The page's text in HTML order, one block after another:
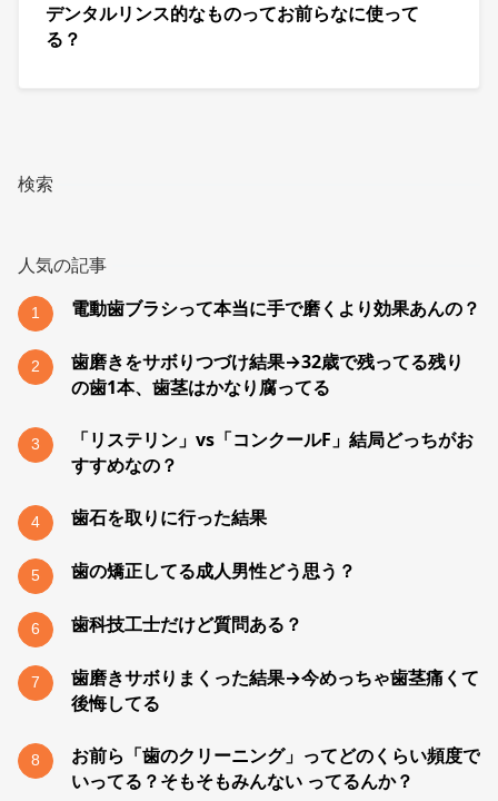
デンタルリンス的なものってお前らなに使って
る？
検索
人気の記事
1 電動歯ブラシって本当に手で磨くより効果あんの？
2
歯磨きをサボりつづけ結果→32歳で残ってる残り
の歯1本、歯茎はかなり腐ってる
3
「リステリン」vs「コンクールF」結局どっちがお
すすめなの？
4 歯石を取りに行った結果
5 歯の矯正してる成人男性どう思う？
6 歯科技工士だけど質問ある？
7
歯磨きサボりまくった結果→今めっちゃ歯茎痛くて
後悔してる
8
お前ら「歯のクリーニング」ってどのくらい頻度で
いってる？そもそもみんない ってるんか？